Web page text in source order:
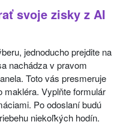
svoje zisky z AI
jednoducho prejdite na
nachádza v pravom
Toto vás presmeruje
makléra. Vyplňte formulár
Po odoslaní budú
niekoľkých hodín.